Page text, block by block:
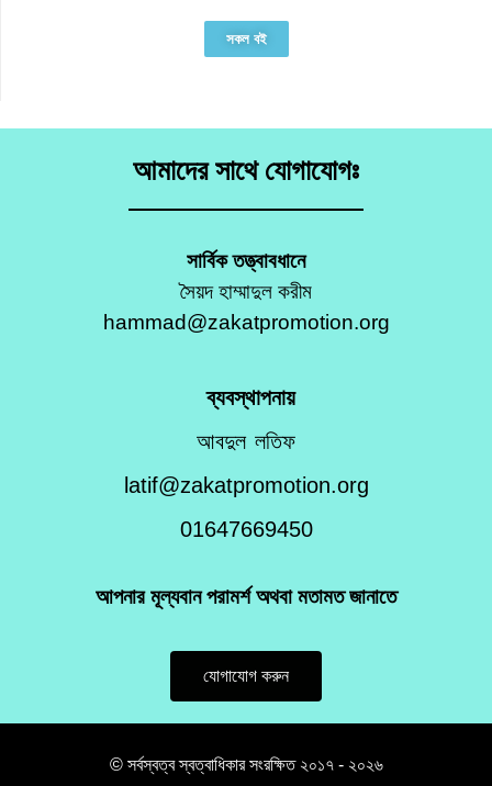
সকল বই
আমাদের সাথে যোগাযোগঃ
সার্বিক তত্ত্বাবধানে
সৈয়দ হাম্মাদুল করীম
hammad@zakatpromotion.org
ব্যবস্থাপনায়
আবদুল লতিফ
latif@zakatpromotion.org
01647669450
আপনার মূল্যবান পরামর্শ অথবা মতামত জানাতে
যোগাযোগ করুন
© সর্বস্বত্ব স্বত্বাধিকার সংরক্ষিত ২০১৭ - ২০২৬